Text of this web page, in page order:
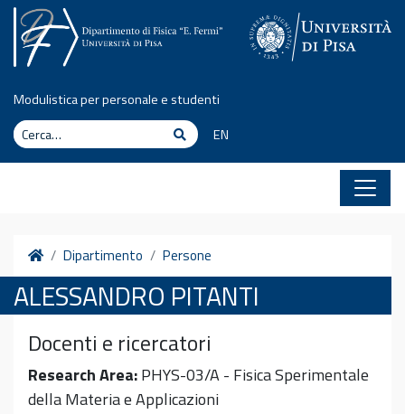
Vai al contenuto
Modulistica per personale e studenti
Cerca
CercaEN
HomeDipartimento Persone
ALESSANDRO PITANTI
Docenti e ricercatori
Research Area:PHYS-03/A - Fisica Sperimentale
della Materia e Applicazioni